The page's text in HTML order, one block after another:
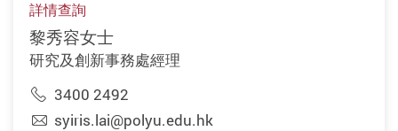
詳情查詢
黎秀容女士
研究及創新事務處經理
3400 2492
syiris.lai@polyu.edu.hk